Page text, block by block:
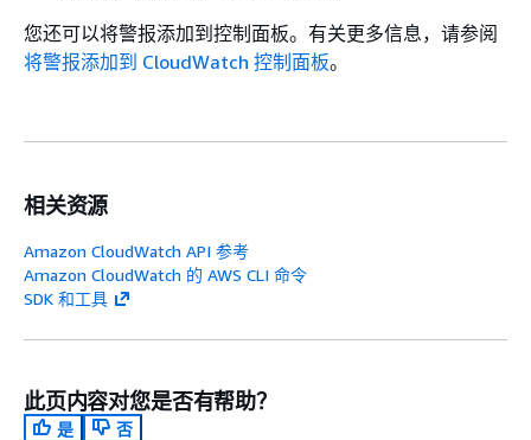
您还可以将警报添加到控制面板。有关更多信息，请参阅
将警报添加到 CloudWatch 控制面板。
相关资源
Amazon CloudWatch API 参考
Amazon CloudWatch 的 AWS CLI 命令
SDK 和工具
此页内容对您是否有帮助？
是
否